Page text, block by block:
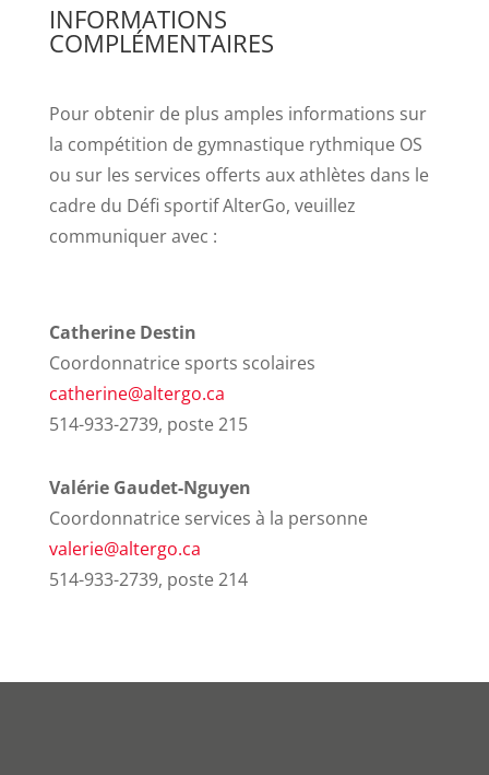
INFORMATIONS
COMPLÉMENTAIRES
Pour obtenir de plus amples informations sur
la compétition de gymnastique rythmique OS
ou sur les services offerts aux athlètes dans le
cadre du Défi sportif AlterGo, veuillez
communiquer avec :
Catherine Destin
Coordonnatrice sports scolaires
catherine@altergo.ca
514-933-2739, poste 215
Valérie Gaudet-Nguyen
Coordonnatrice services à la personne
valerie@altergo.ca
514-933-2739, poste 214